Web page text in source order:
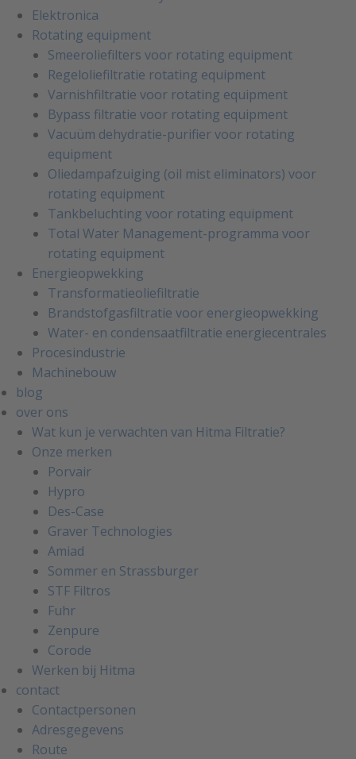
Elektronica
Rotating equipment
Smeeroliefilters voor rotating equipment
Regeloliefiltratie rotating equipment
Varnishfiltratie voor rotating equipment
Bypass filtratie voor rotating equipment
Vacuüm dehydratie-purifier voor rotating
equipment
Oliedampafzuiging (oil mist eliminators) voor
rotating equipment
Tankbeluchting voor rotating equipment
Total Water Management-programma voor
rotating equipment
Energieopwekking
Transformatieoliefiltratie
Brandstofgasfiltratie voor energieopwekking
Water- en condensaatfiltratie energiecentrales
Procesindustrie
Machinebouw
blog
over ons
Wat kun je verwachten van Hitma Filtratie?
Onze merken
Porvair
Hypro
Des-Case
Graver Technologies
Amiad
Sommer en Strassburger
STF Filtros
Fuhr
Zenpure
Corode
Werken bij Hitma
contact
Contactpersonen
Adresgegevens
Route